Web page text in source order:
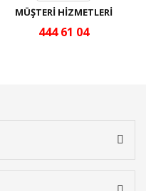
MÜŞTERİ HİZMETLERİ
444 61 04